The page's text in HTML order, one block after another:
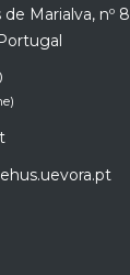
Marialva, nº 8